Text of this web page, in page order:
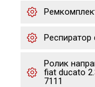
Респиратор
Ролик
fiat ducato
7111